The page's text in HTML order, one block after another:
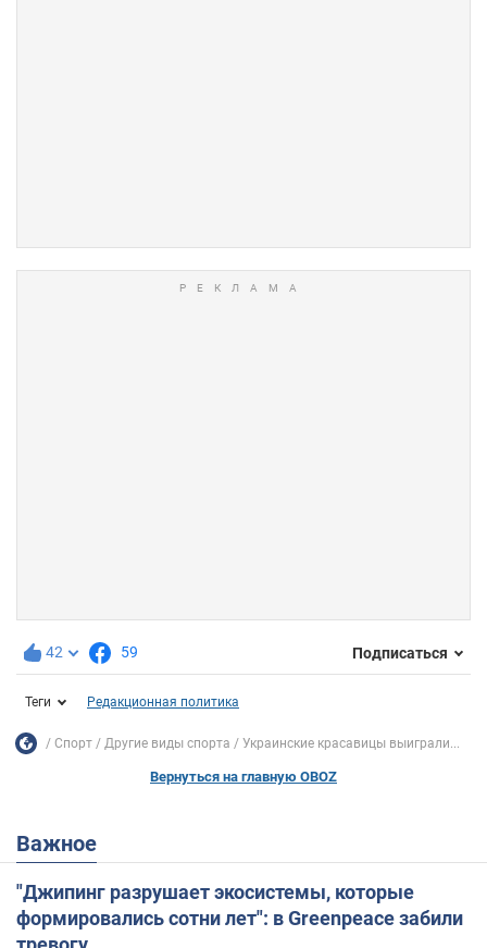
42 59 Подписаться
Теги Редакционная политика
Спорт Другие виды спорта Украинские красавицы выиграли...
Вернуться на главную OBOZ
Важное
"Джипинг разрушает экосистемы, которые
формировались сотни лет": в Greenpeace забили